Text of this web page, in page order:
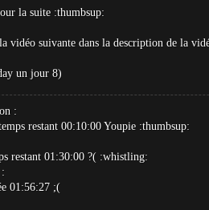
la suite :thumbsup:
vidéo suivante dans la description de la
un jour 8)
:
restant 00:10:00 Youpie :thumbsup:
restant 01:30:00 ?( :whistling:
01:56:27 ;(